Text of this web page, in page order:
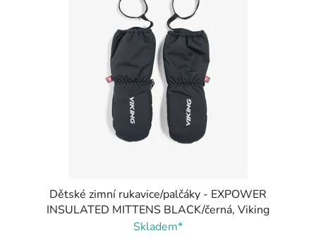
Dětské zimní rukavice/palčáky - EXPOWER
INSULATED MITTENS BLACK/černá, Viking
Skladem*